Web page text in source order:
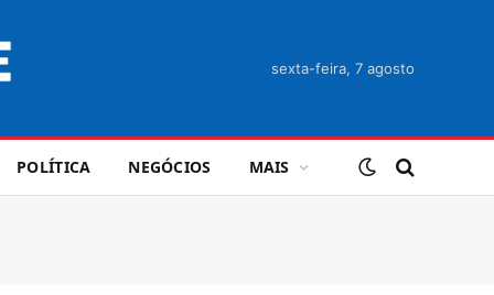
sexta-feira, 7 agosto
POLÍTICA NEGÓCIOS MAIS